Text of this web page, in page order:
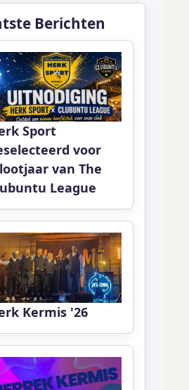
Berichten
Sport
voor
van The
League
Kermis '26